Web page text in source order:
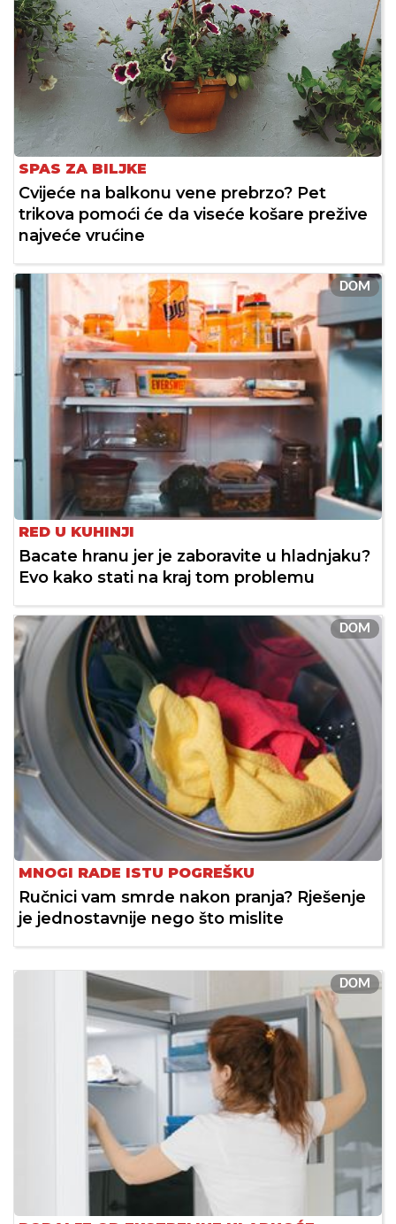
SPAS ZA BILJKE
Cvijeće na balkonu vene prebrzo? Pet
trikova pomoći će da viseće košare prežive
najveće vrućine
DOM
RED U KUHINJI
Bacate hranu jer je zaboravite u hladnjaku?
Evo kako stati na kraj tom problemu
DOM
MNOGI RADE ISTU POGREŠKU
Ručnici vam smrde nakon pranja? Rješenje
je jednostavnije nego što mislite
DOM